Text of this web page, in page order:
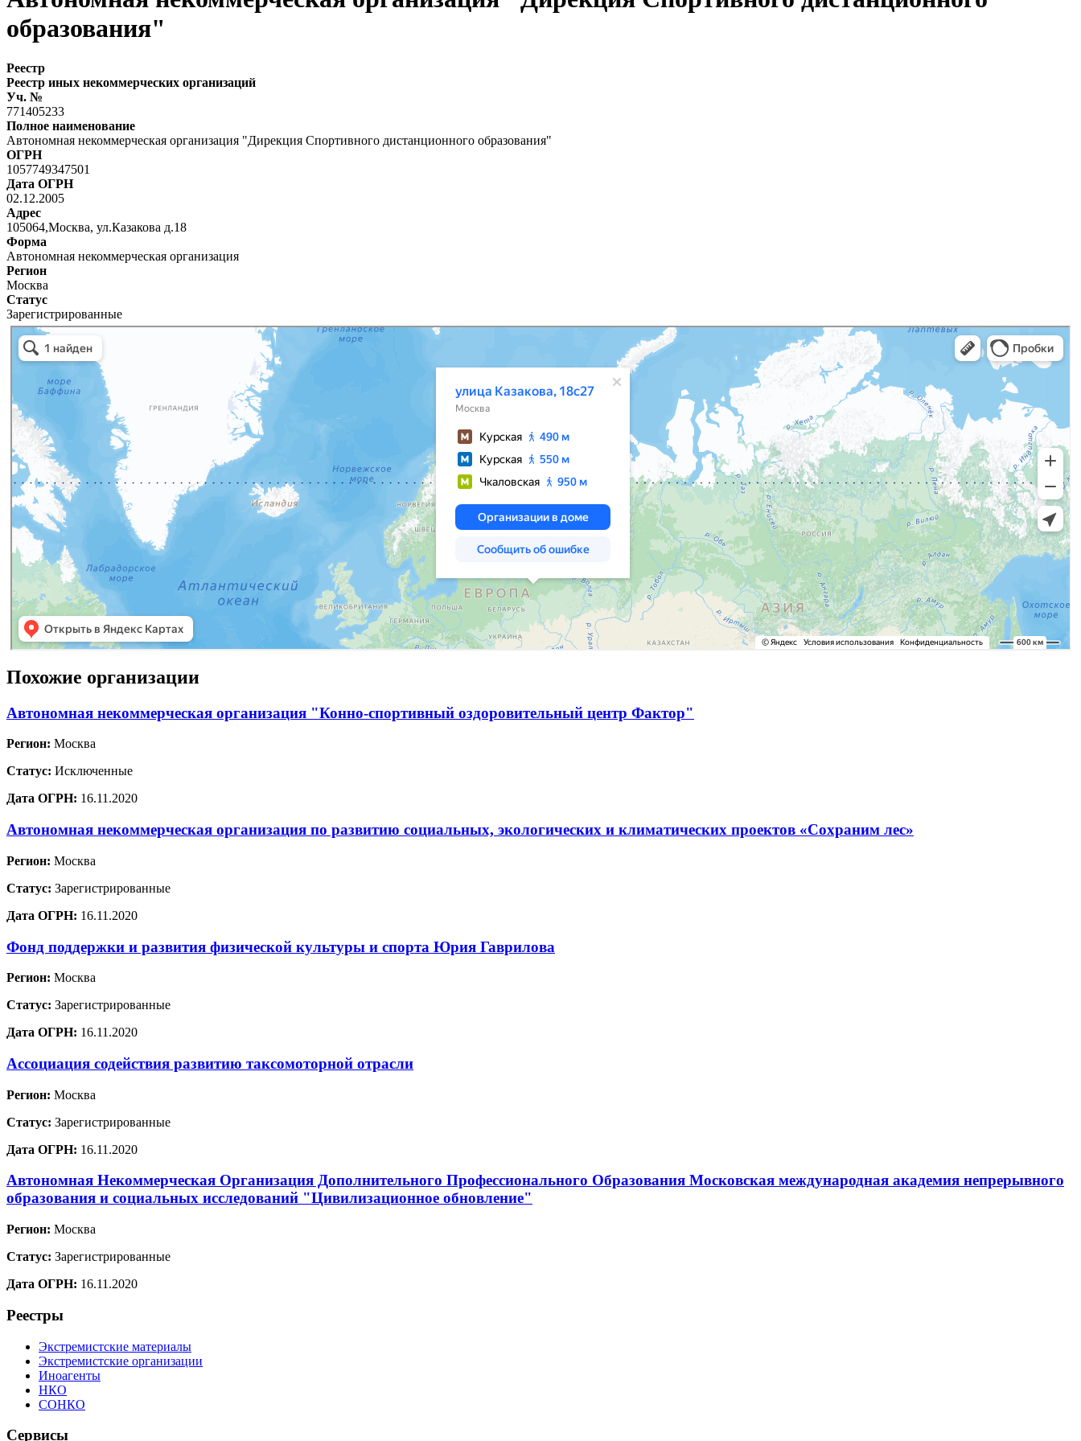
образования"
Реестр
Реестр иных некоммерческих организаций
Уч. №
771405233
Полное наименование
Автономная некоммерческая организация "Дирекция Спортивного дистанционного образования"
ОГРН
1057749347501
Дата ОГРН
02.12.2005
Адрес
105064,Москва, ул.Казакова д.18
Форма
Автономная некоммерческая организация
Регион
Москва
Статус
Зарегистрированные
Похожие организации
Автономная некоммерческая организация "Конно-спортивный оздоровительный центр Фактор"
Регион: Москва
Статус: Исключенные
Дата ОГРН: 16.11.2020
Автономная некоммерческая организация по развитию социальных, экологических и климатических проектов «Сохраним лес»
Регион: Москва
Статус: Зарегистрированные
Дата ОГРН: 16.11.2020
Фонд поддержки и развития физической культуры и спорта Юрия Гаврилова
Регион: Москва
Статус: Зарегистрированные
Дата ОГРН: 16.11.2020
Ассоциация содействия развитию таксомоторной отрасли
Регион: Москва
Статус: Зарегистрированные
Дата ОГРН: 16.11.2020
Автономная Некоммерческая Организация Дополнительного Профессионального Образования Московская международная академия непрерывного
образования и социальных исследований "Цивилизационное обновление"
Регион: Москва
Статус: Зарегистрированные
Дата ОГРН: 16.11.2020
Реестры
Экстремистские материалы
Экстремистские организации
Иноагенты
НКО
СОНКО
Сервисы